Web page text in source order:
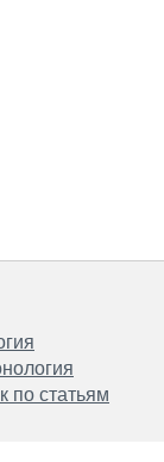
по статьям